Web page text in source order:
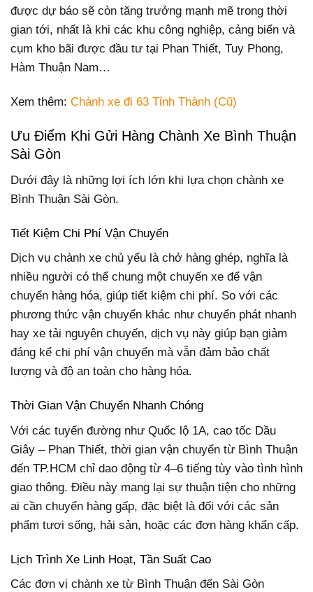
được dự báo sẽ còn tăng trưởng mạnh mẽ trong thời
gian tới, nhất là khi các khu công nghiệp, cảng biển và
cụm kho bãi được đầu tư tại Phan Thiết, Tuy Phong,
Hàm Thuận Nam…
Xem thêm: Chành xe đi 63 Tỉnh Thành (Cũ)
Ưu Điểm Khi Gửi Hàng Chành Xe Bình Thuận
Sài Gòn
Dưới đây là những lợi ích lớn khi lựa chọn chành xe
Bình Thuận Sài Gòn.
Tiết Kiệm Chi Phí Vận Chuyển
Dịch vụ chành xe chủ yếu là chở hàng ghép, nghĩa là
nhiều người có thể chung một chuyến xe để vận
chuyển hàng hóa, giúp tiết kiệm chi phí. So với các
phương thức vận chuyển khác như chuyển phát nhanh
hay xe tải nguyên chuyến, dịch vụ này giúp bạn giảm
đáng kể chi phí vận chuyển mà vẫn đảm bảo chất
lượng và độ an toàn cho hàng hóa.
Thời Gian Vận Chuyển Nhanh Chóng
Với các tuyến đường như Quốc lộ 1A, cao tốc Dầu
Giây – Phan Thiết, thời gian vận chuyển từ Bình Thuận
đến TP.HCM chỉ dao động từ 4–6 tiếng tùy vào tình hình
giao thông. Điều này mang lại sự thuận tiện cho những
ai cần chuyển hàng gấp, đặc biệt là đối với các sản
phẩm tươi sống, hải sản, hoặc các đơn hàng khẩn cấp.
Lịch Trình Xe Linh Hoạt, Tần Suất Cao
Các đơn vị chành xe từ Bình Thuận đến Sài Gòn